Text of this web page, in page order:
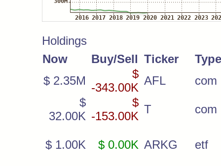
Holdings
Now
Buy/Sell Ticker
Type
$ 2.35M
$
-343.00K
AFL
com
$
32.00K
$
-153.00K
T com
$ 1.00K $ 0.00K ARKG etf